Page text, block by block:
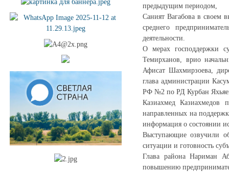
предыдущим периодом,
Саният Вагабова в своем
среднего
деятельности.
О мерах господдержки
Темирханов, врио
Афисат Шахмирзоева,
глава администрации
РФ №2 по РД Курбан
Казиахмед Казиахмедов
направленных на
информация о состоянии
Выступающие озвучили
ситуации и готовность
Глава района Нариман
повышению